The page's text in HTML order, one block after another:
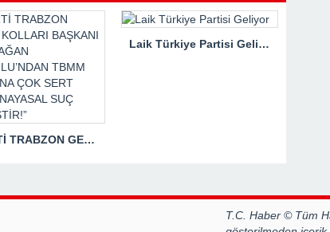
İYİ PARTİ TRABZON GENÇLİK KOLLARI BAŞKANI HASAN KAĞAN ÇAKIROĞLU’NDAN TBMM BAŞKANI’NA ÇOK SERT TEPKİ: “ANAYASAL SUÇ İŞLENMİŞTİR!”
Laik Türkiye Partisi Geliyor
T.C. Haber © Tüm